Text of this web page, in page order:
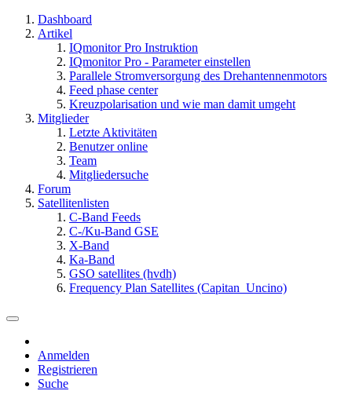
Dashboard
Artikel
IQmonitor Pro Instruktion
IQmonitor Pro - Parameter einstellen
Parallele Stromversorgung des Drehantennenmotors
Feed phase center
Kreuzpolarisation und wie man damit umgeht
Mitglieder
Letzte Aktivitäten
Benutzer online
Team
Mitgliedersuche
Forum
Satellitenlisten
C-Band Feeds
C-/Ku-Band GSE
X-Band
Ka-Band
GSO satellites (hvdh)
Frequency Plan Satellites (Capitan_Uncino)
Anmelden
Registrieren
Suche